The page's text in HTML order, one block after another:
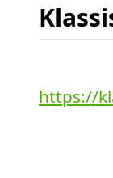
https://